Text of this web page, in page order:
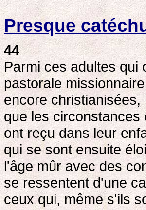
Presque
44
Parmi ces adultes qui
pastorale
encore
que les circonstances
ont reçu dans leur
qui se sont ensuite
l'âge mûr avec des
se ressentent d'une
ceux qui, même s'ils